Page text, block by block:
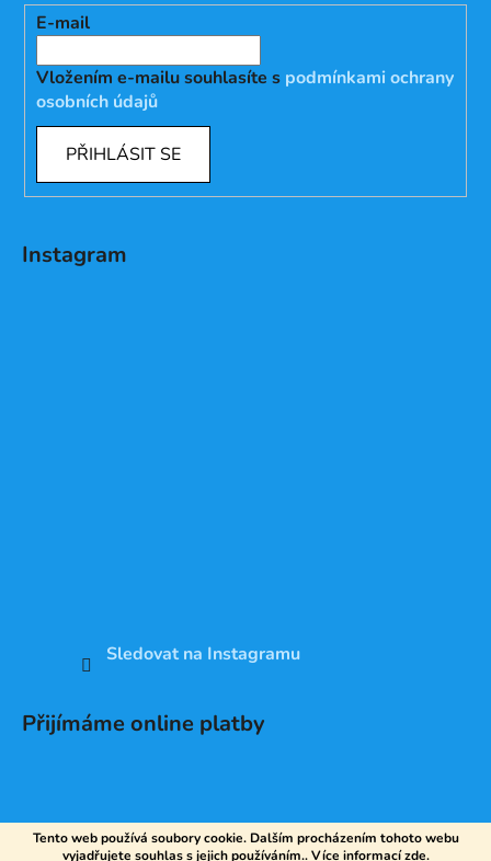
Tento web používá soubory cookie. Dalším procházením tohoto webu
vyjadřujete souhlas s jejich používáním.. Více informacízde.
E-mail
Vložením e-mailu souhlasíte s podmínkami ochrany
osobních údajů
PŘIHLÁSIT SE
Instagram
Sledovat na Instagramu
Přijímáme online platby